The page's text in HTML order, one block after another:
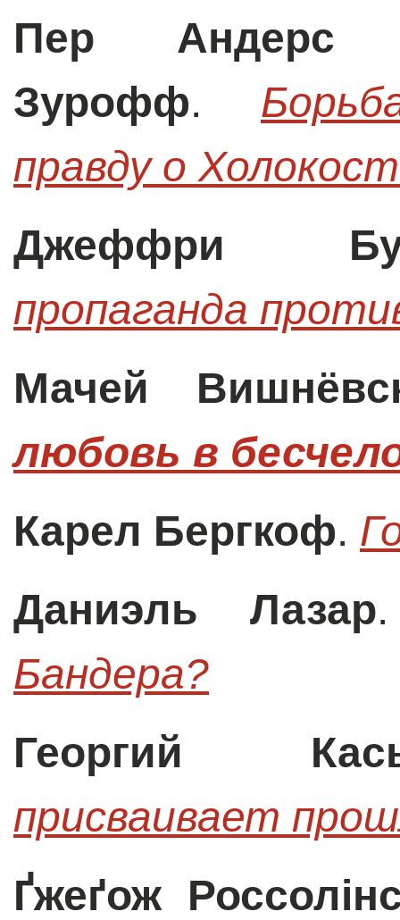
Пер Андерс
Зурофф.
правду о
Джеффри
пропаганда
Мачей
любовь в
Карел Бергкоф.
Даниэль Лазар
Бандера?
Георгий
присваивает
Ґжеґож